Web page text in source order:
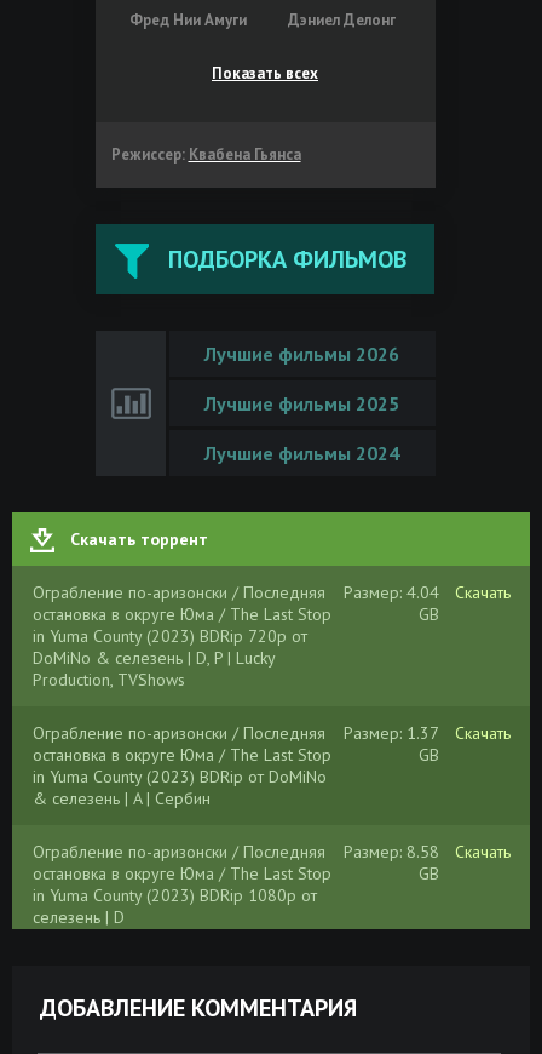
Фред Нии Амуги Дэниел Делонг
Показать всех
Режиссер: Квабена Гьянса
ПОДБОРКА ФИЛЬМОВ
Лучшие фильмы 2026
Лучшие фильмы 2025
Лучшие фильмы 2024
Скачать торрент
Ограбление по-аризонски / Последняя
остановка в округе Юма / The Last Stop
in Yuma County (2023) BDRip 720p от
DoMiNo & селезень | D, P | Lucky
Production, TVShows
Размер: 4.04
GB
Скачать
Ограбление по-аризонски / Последняя
остановка в округе Юма / The Last Stop
in Yuma County (2023) BDRip от DoMiNo
& селезень | A | Сербин
Размер: 1.37
GB
Скачать
Ограбление по-аризонски / Последняя
остановка в округе Юма / The Last Stop
in Yuma County (2023) BDRip 1080p от
селезень | D
Размер: 8.58
GB
Скачать
in Yuma County (2023) BDRip-AVC от New-
ДОБАВЛЕНИЕ КОММЕНТАРИЯ